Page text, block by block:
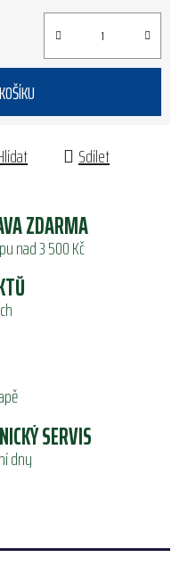
Sdílet
ZDARMA
nad 3 500 Kč
SERVIS
dny